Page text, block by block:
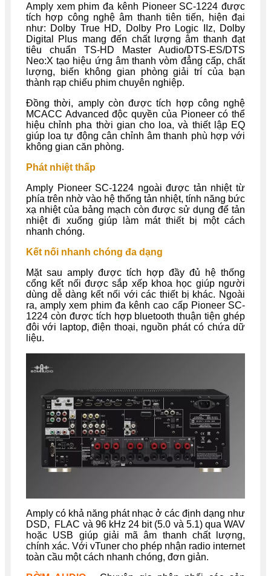
Amply xem phim đa kênh Pioneer SC-1224 được
tích hợp công nghệ âm thanh tiên tiến, hiện đại
như: Dolby True HD, Dolby Pro Logic IIz, Dolby
Digital Plus mang đến chất lượng âm thanh đạt
tiêu chuẩn TS-HD Master Audio/DTS-ES/DTS
Neo:X tạo hiệu ứng âm thanh vòm đẳng cấp, chất
lượng, biến không gian phòng giải trí của bạn
thành rạp chiếu phim chuyên nghiệp.
Đồng thời, amply còn được tích hợp công nghệ
MCACC Advanced độc quyền của Pioneer có thể
hiệu chỉnh pha thời gian cho loa, và thiết lập EQ
giúp loa tự động cân chỉnh âm thanh phù hợp với
không gian căn phòng.
Phát nhiệt thấp
Amply Pioneer SC-1224 ngoài được tản nhiệt từ
phía trên nhờ vào hệ thống tản nhiệt, tính năng bức
xạ nhiệt của bảng mạch còn được sử dụng để tản
nhiệt đi xuống giúp làm mát thiết bị một cách
nhanh chóng.
Kết nối nhanh chóng đa dạng
Mặt sau amply được tích hợp đầy đủ hệ thống
cổng kết nối được sắp xếp khoa học giúp người
dùng dễ dàng kết nối với các thiết bị khác. Ngoài
ra, amply xem phim đa kênh cao cấp Pioneer SC-
1224 còn được tích hợp bluetooth thuận tiện ghép
đôi với laptop, điện thoại, nguồn phát có chứa dữ
liệu.
Amply có khả năng phát nhạc ở các định dạng như
DSD, FLAC và 96 kHz 24 bit (5.0 và 5.1) qua WAV
hoặc USB giúp giải mã âm thanh chất lượng,
chính xác. Với vTuner cho phép nhận radio internet
toàn cầu một cách nhanh chóng, đơn giản.